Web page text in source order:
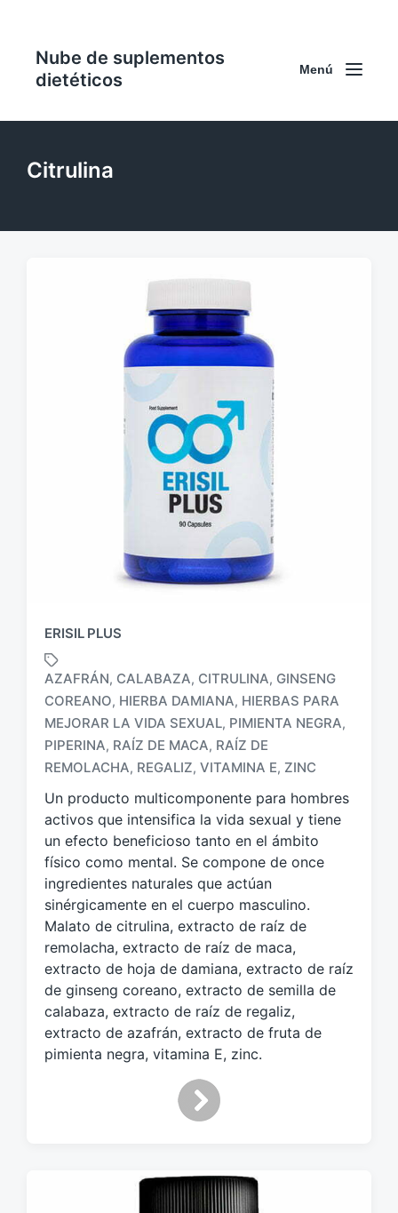
Nube de suplementos
dietéticos
Menú
Citrulina
ERISIL PLUS
E
t
i
u
e
t
a
o
c
o
n
AZAFRÁN, CALABAZA, CITRULINA, GINSENG
COREANO, HIERBA DAMIANA, HIERBAS PARA
MEJORAR LA VIDA SEXUAL, PIMIENTA NEGRA,
PIPERINA, RAÍZ DE MACA, RAÍZ DE
REMOLACHA, REGALIZ, VITAMINA E, ZINC
Un producto multicomponente para hombres
activos que intensifica la vida sexual y tiene
un efecto beneficioso tanto en el ámbito
físico como mental. Se compone de once
ingredientes naturales que actúan
sinérgicamente en el cuerpo masculino.
Malato de citrulina, extracto de raíz de
remolacha, extracto de raíz de maca,
extracto de hoja de damiana, extracto de raíz
de ginseng coreano, extracto de semilla de
calabaza, extracto de raíz de regaliz,
extracto de azafrán, extracto de fruta de
pimienta negra, vitamina E, zinc.